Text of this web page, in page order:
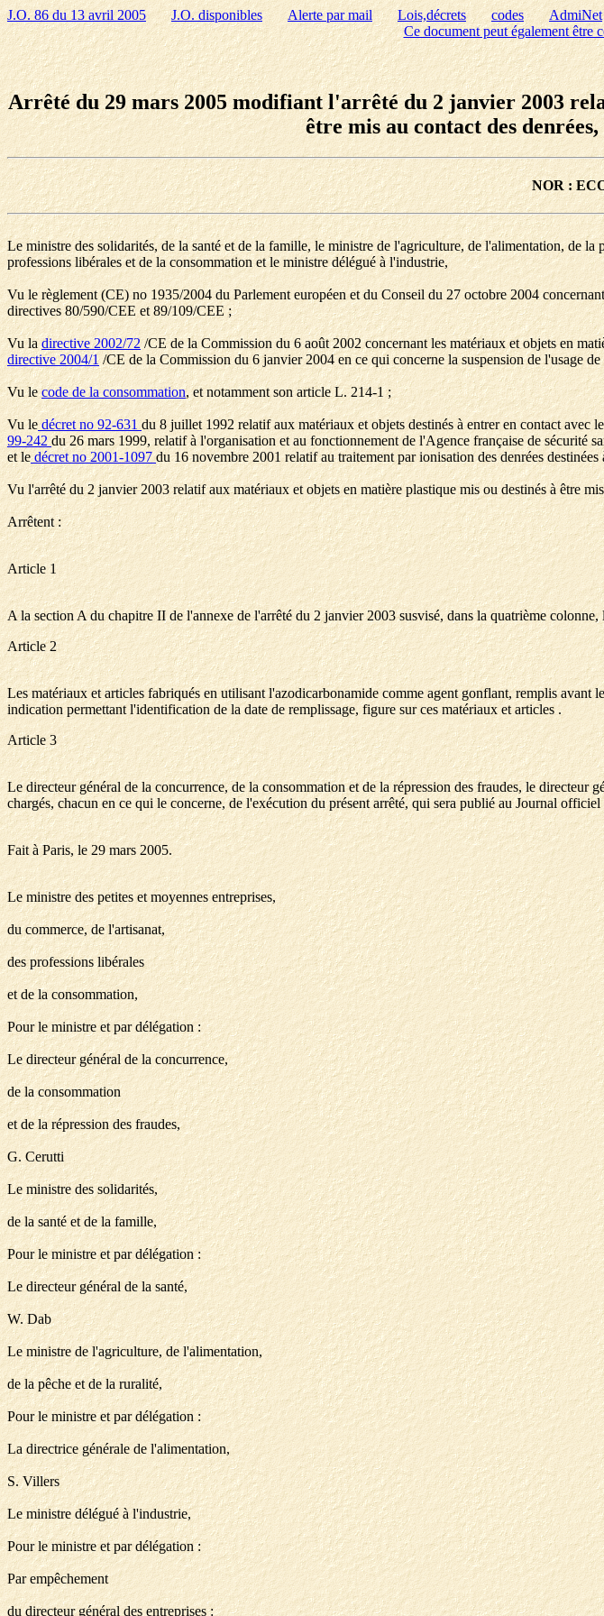
J.O. 86 du 13 avril 2005 J.O. disponibles Alerte par mail Lois,décrets codes
AdmiNet
Ce document peut également être
Arrêté du 29 mars 2005 modifiant l'arrêté du 2 janvier 2003
être mis au contact des
NOR :
Le ministre des solidarités, de la santé et de la famille, le ministre de l'agriculture, de l'alimentation, de
professions libérales et de la consommation et le ministre délégué à l'industrie,
Vu le règlement (CE) no 1935/2004 du Parlement européen et du Conseil du 27 octobre 2004
directives 80/590/CEE et 89/109/CEE ;
Vu ladirective 2002/72/CE de la Commission du 6 août 2002 concernant les matériaux et objets en
directive 2004/1/CE de la Commission du 6 janvier 2004 en ce qui concerne la suspension de l'usage
Vu lecode de la consommation, et notamment son article L. 214-1 ;
Vu ledécret no 92-631du 8 juillet 1992 relatif aux matériaux et objets destinés à entrer en contact
99-242du 26 mars 1999, relatif à l'organisation et au fonctionnement de l'Agence française de sécurité
et ledécret no 2001-1097du 16 novembre 2001 relatif au traitement par ionisation des denrées
Vu l'arrêté du 2 janvier 2003 relatif aux matériaux et objets en matière plastique mis ou destinés à être
Arrêtent :
Article 1
A la section A du chapitre II de l'annexe de l'arrêté du 2 janvier 2003 susvisé, dans la quatrième
Article 2
Les matériaux et articles fabriqués en utilisant l'azodicarbonamide comme agent gonflant, remplis
indication permettant l'identification de la date de remplissage, figure sur ces matériaux et articles .
Article 3
Le directeur général de la concurrence, de la consommation et de la répression des fraudes, le directeur
chargés, chacun en ce qui le concerne, de l'exécution du présent arrêté, qui sera publié au Journal
Fait à Paris, le 29 mars 2005.
Le ministre des petites et moyennes entreprises,
du commerce, de l'artisanat,
des professions libérales
et de la consommation,
Pour le ministre et par délégation :
Le directeur général de la concurrence,
de la consommation
et de la répression des fraudes,
G. Cerutti
Le ministre des solidarités,
de la santé et de la famille,
Pour le ministre et par délégation :
Le directeur général de la santé,
W. Dab
Le ministre de l'agriculture, de l'alimentation,
de la pêche et de la ruralité,
Pour le ministre et par délégation :
La directrice générale de l'alimentation,
S. Villers
Le ministre délégué à l'industrie,
Pour le ministre et par délégation :
Par empêchement
du directeur général des entreprises :